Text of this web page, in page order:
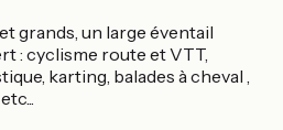
grands, un large éventail
: cyclisme route et VTT,
karting, balades à cheval ,